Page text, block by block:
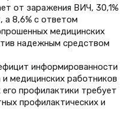
от заражения ВИЧ, 30,1%
а 8,6% с ответом
медицинских
надежным средством
информированности
медицинских работников
профилактики требует
профилактических и